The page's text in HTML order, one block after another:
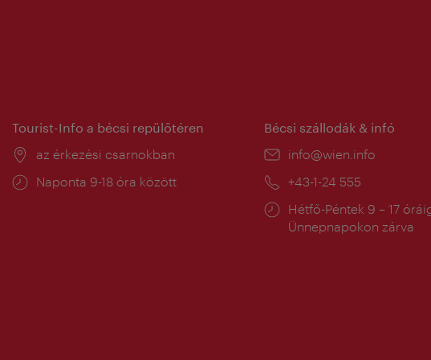
Tourist-Info a bécsi repülőtéren
Helyszín:
az érkezési csarnokban
Nyitva
Naponta 9-18 óra között
Bécsi szállodák & infó
E-
info@wien.info
Telefon:
+43-1-24 555
Nyitva
tartás:
Hétfő-Péntek 9 – 17
Ünnepnapokon zárva